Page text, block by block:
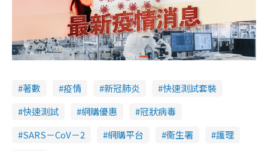
著數 疫情 新冠肺炎
快速測試套裝
快速測試
網購優惠
冠狀病毒
SARS－CoV－2
網購平台 衞生署
護理